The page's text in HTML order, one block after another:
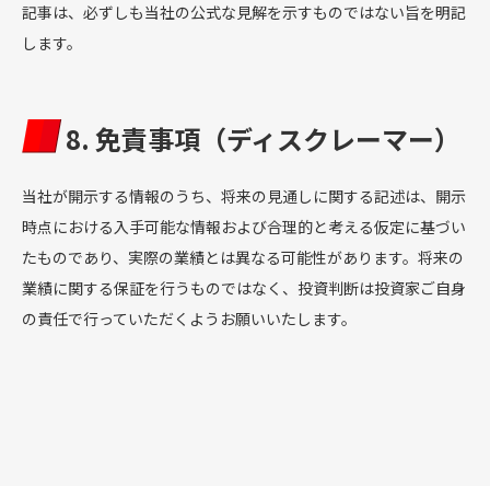
記事は、必ずしも当社の公式な見解を示すものではない旨を明記
します。
8. 免責事項（ディスクレーマー）
当社が開示する情報のうち、将来の見通しに関する記述は、開示
時点における入手可能な情報および合理的と考える仮定に基づい
たものであり、実際の業績とは異なる可能性があります。将来の
業績に関する保証を行うものではなく、投資判断は投資家ご自身
の責任で行っていただくようお願いいたします。